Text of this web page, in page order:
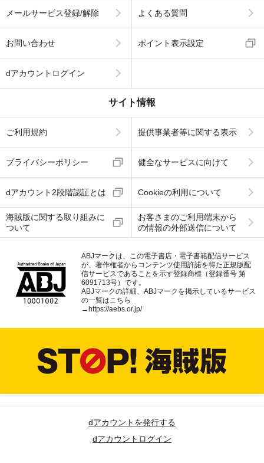
メールサービス登録/解除 よくある質問
お問い合わせ ポイント表示設定
dアカウントログイン
サイト情報
ご利用規約 提供事業者等に関する表示
プライバシーポリシー 健全なサービスに向けて
dアカウント2段階認証とは Cookieの利用について
海賊版に関する取り組みに
ついて
お客さまのご利用端末から
の情報の外部送信について
ABJマークは、この電子書店・電子書籍配信サービス
が、著作権者からコンテンツ使用許諾を得た正規版配
信サービスであることを示す登録商標（登録番号 第
6091713号）です。
ABJマークの詳細、ABJマークを掲示しているサービス
の一覧はこちら
→ https://aebs.or.jp/
dアカウントを発行する
dアカウントログイン